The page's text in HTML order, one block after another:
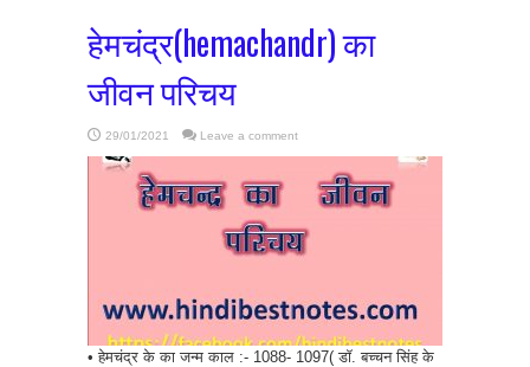
हेमचंद्र(hemachandr) का
जीवन परिचय
29/01/2021 Leave a comment
• हेमचंद्र के का जन्म काल :- 1088- 1097( डॉ. बच्चन सिंह के